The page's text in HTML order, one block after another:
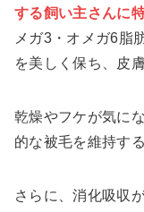
する飼い主さんに
メガ3・オメガ6脂
を美しく保ち、皮
乾燥やフケが気に
的な被毛を維持す
さらに、消化吸収